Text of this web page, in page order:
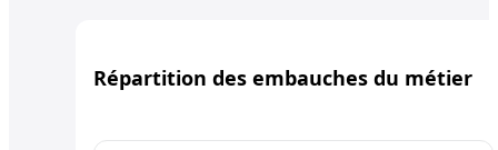
Répartition des embauches du métier